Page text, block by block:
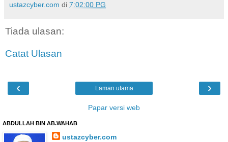
ustazcyber.com di 7:02:00 PG
Tiada ulasan:
Catat Ulasan
‹ ›
Laman utama
Papar versi web
ABDULLAH BIN AB.WAHAB
ustazcyber.com